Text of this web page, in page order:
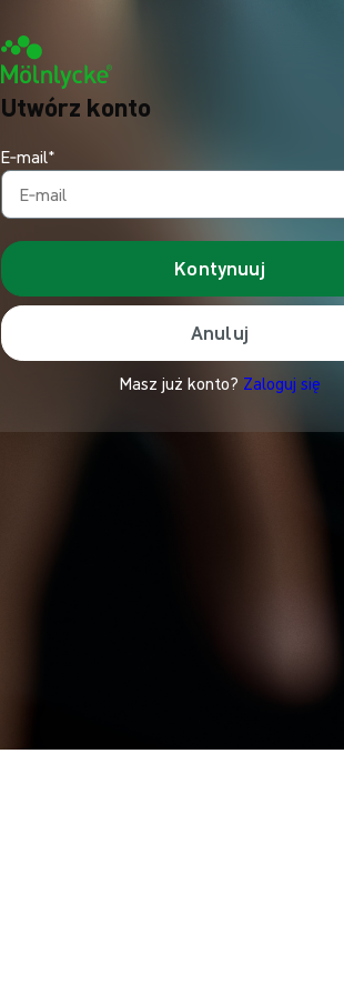
Utwórz konto
E‑mail*
Kontynuuj
Anuluj
Masz już konto? Zaloguj się